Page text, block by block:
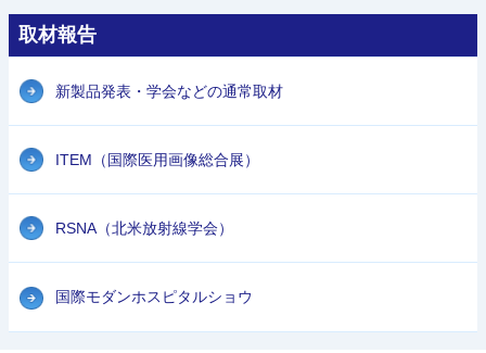
取材報告
新製品発表・学会などの通常取材
ITEM（国際医用画像総合展）
RSNA（北米放射線学会）
国際モダンホスピタルショウ